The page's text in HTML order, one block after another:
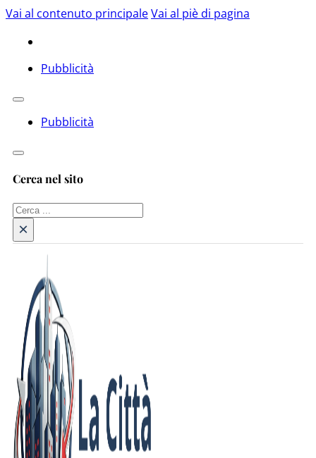
Vai al contenuto principaleVai al piè di pagina
Pubblicità
Pubblicità
Cerca nel sito
Cerca
×